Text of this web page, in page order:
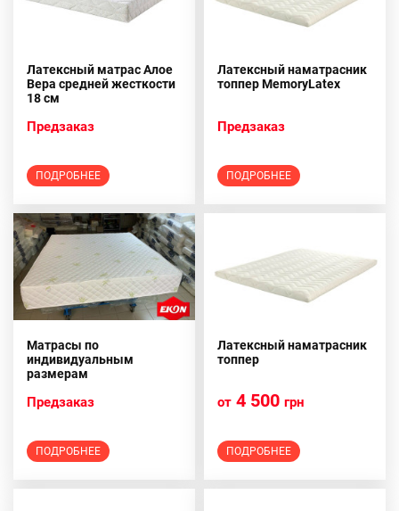
Латексный матрас Алое
Вера средней жесткости
18 см
Предзаказ
ПОДРОБНЕЕ
Латексный наматрасник
топпер MemoryLatex
Предзаказ
ПОДРОБНЕЕ
Матрасы по
индивидуальным
размерам
Предзаказ
ПОДРОБНЕЕ
Латексный наматрасник
топпер
от 4 500 грн
ПОДРОБНЕЕ